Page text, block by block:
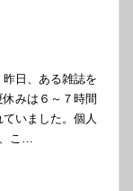
日、ある雑誌を
みは６～７時間
いました。個人
こ…